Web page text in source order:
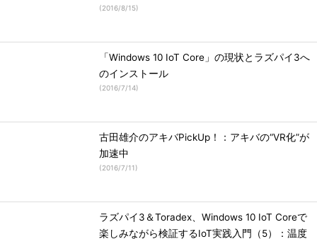
(2016/8/15)
「Windows 10 IoT Core」の現状とラズパイ3へ
のインストール
(2016/7/14)
古田雄介のアキバPickUp！：アキバの“VR化”が
加速中
(2016/7/11)
ラズパイ3＆Toradex、Windows 10 IoT Coreで
楽しみながら検証するIoT実践入門（5）：温度